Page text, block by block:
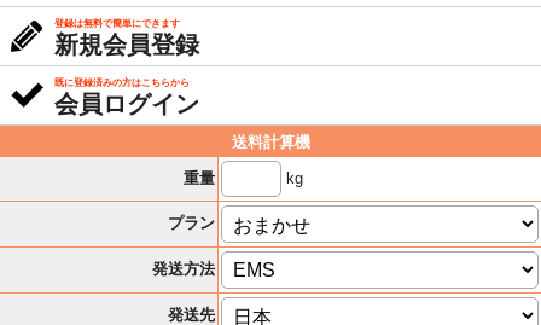
登録は無料で簡単にできます
新規会員登録
既に登録済みの方はこちらから
会員ログイン
送料計算機
重量
kg
プラン
発送方法
発送先